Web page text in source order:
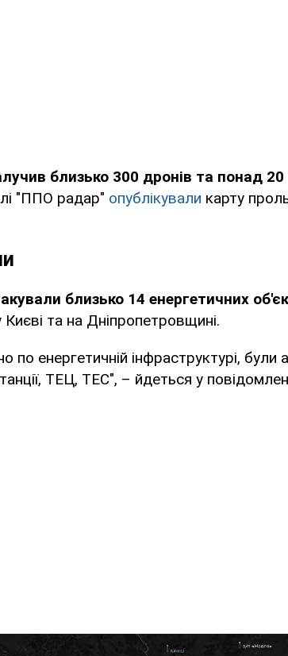
близько 300 дронів та понад 20
"ППО радар" опублікували карту
близько 14 енергетичних
Києві та на Дніпропетровщині.
енергетичній інфраструктурі, були
ТЕЦ, ТЕС", – йдеться у